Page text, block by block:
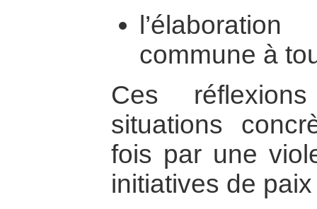
commune à
Ces
situations
fois par une
initiatives de